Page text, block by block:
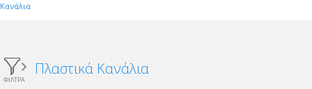
Κανάλια
ΦΙΛΤΡΑ
Πλαστικά Κανάλια